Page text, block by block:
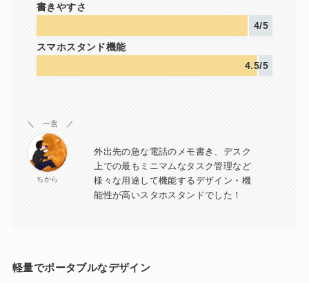
書きやすさ
4/5
スマホスタンド機能
4.5/5
＼ 一言 ／
ちから
外出先の急な電話のメモ書き、デスク
上での最もミニマムなタスク管理など
様々な用途して機能するデザイン・機
能性が高いスタホスタンドでした！
軽量でポータブルなデザイン